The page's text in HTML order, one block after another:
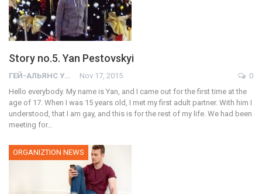
Story no.5. Yan Pestovskyi
ГЕЙ-АЛЬЯНС УКРАИНА Nov 17, 2015
0
Hello everybody. My name is Yan, and I came out for the first time at the
age of 17. When I was 15 years old, I met my first adult partner. With him I
understood, that I am gay, and this is for the rest of my life. We had been
meeting for…
ORGANIZTION NEWS